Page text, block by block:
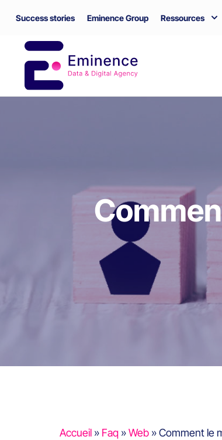
Success stories Eminence Group Ressources
Accueil » Faq »Web »Comment le